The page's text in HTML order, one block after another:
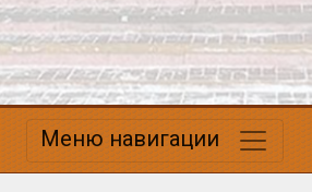
Меню навигации